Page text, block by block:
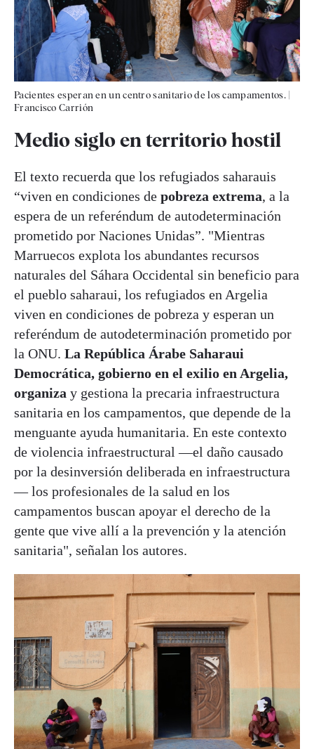
Pacientes esperan en un centro sanitario de los campamentos.
Francisco Carrión
Medio siglo en territorio hostil
El texto recuerda que los refugiados saharauis
“viven en condiciones de pobreza extrema, a la
espera de un referéndum de autodeterminación
prometido por Naciones Unidas”. "Mientras
Marruecos explota los abundantes recursos
naturales del Sáhara Occidental sin beneficio para
el pueblo saharaui, los refugiados en Argelia
viven en condiciones de pobreza y esperan un
referéndum de autodeterminación prometido por
la ONU. La República Árabe Saharaui
Democrática, gobierno en el exilio en Argelia,
organiza y gestiona la precaria infraestructura
sanitaria en los campamentos, que depende de la
menguante ayuda humanitaria. En este contexto
de violencia infraestructural —el daño causado
por la desinversión deliberada en infraestructura
— los profesionales de la salud en los
campamentos buscan apoyar el derecho de la
gente que vive allí a la prevención y la atención
sanitaria", señalan los autores.